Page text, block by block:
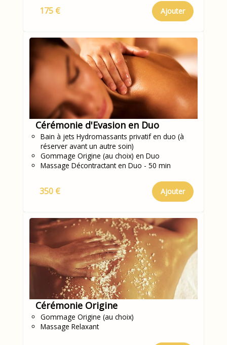
175 € Ajouter
Cérémonie d'Evasion en Duo
Bain à jets Hydromassants privatif en duo (à
réserver avant un autre soin)
Gommage Origine (au choix) en Duo
Massage Décontractant en Duo - 50 min
350 € Ajouter
Cérémonie Origine
Gommage Origine (au choix)
Massage Relaxant